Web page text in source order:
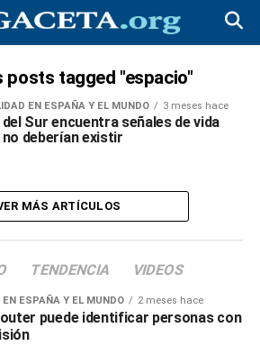
posts tagged "espacio"
EN ESPAÑA Y EL MUNDO 3 meses hace
Sur encuentra señales de vida
no deberían existir
MÁS ARTÍCULOS
TENDENCIA VIDEOS
ESPAÑA Y EL MUNDO 2 meses hace
puede identificar personas con